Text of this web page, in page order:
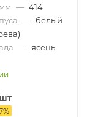
— 414
— белый
— ясень
%